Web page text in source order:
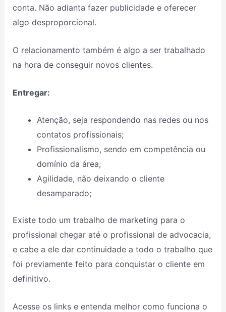
conta. Não adianta fazer publicidade e oferecer
algo desproporcional.
O relacionamento também é algo a ser trabalhado
na hora de conseguir novos clientes.
Entregar:
Atenção, seja respondendo nas redes ou nos
contatos profissionais;
Profissionalismo, sendo em competência ou
domínio da área;
Agilidade, não deixando o cliente
desamparado;
Existe todo um trabalho de marketing para o
profissional chegar até o profissional de advocacia,
e cabe a ele dar continuidade a todo o trabalho que
foi previamente feito para conquistar o cliente em
definitivo.
Acesse os links e entenda melhor como funciona o